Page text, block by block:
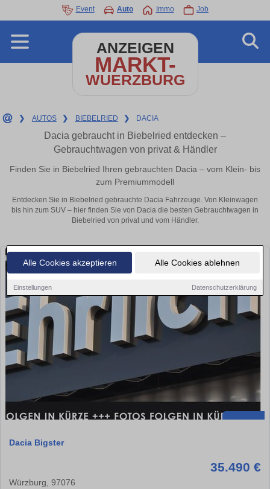
Alle Cookies akzeptieren Alle Cookies ablehnen
Einstellungen Datenschutzerklärung
Event Auto Immo Job
ANZEIGEN
MARKT-
WUERZBURG
❯ AUTOS ❯ BIEBELRIED ❯ DACIA
Dacia gebraucht in Biebelried entdecken –
Gebrauchtwagen von privat & Händler
Finden Sie in Biebelried Ihren gebrauchten Dacia – vom Klein- bis
zum Premiummodell
Entdecken Sie in Biebelried gebrauchte Dacia Fahrzeuge. Von Kleinwagen
bis hin zum SUV – hier finden Sie von Dacia die besten Gebrauchtwagen in
Biebelried von privat und vom Händler.
Dacia Bigster
35.490 €
Würzburg, 97076